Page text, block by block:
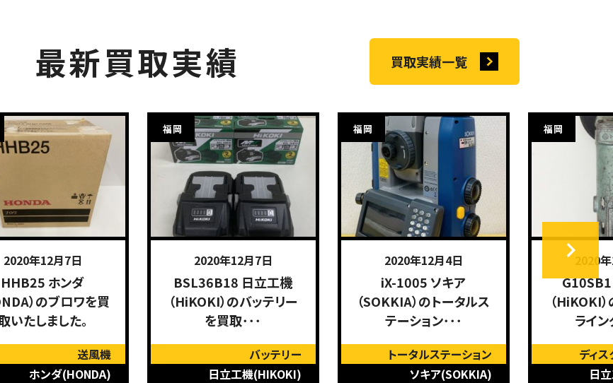
最新買取実績 買取実績一覧
2020年12月7日
HHB25 ホンダ
）のブロワを買
いたしました。
送風機
ホンダ(HONDA)
福岡
2020年12月7日
BSL36B18 日立工機
（HiKOKI）のバッテリー
を買取･･･
バッテリー
日立工機(HIKOKI)
福岡
2020年12月4日
iX-1005 ソキア
（SOKKIA）のトータルス
テーション･･･
トータルステーション
ソキア(SOKKIA)
福岡
2020
（HiKOKI
ライ
ディ
日